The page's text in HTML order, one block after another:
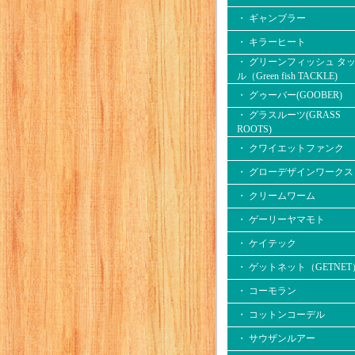
・ ギャンブラー
・ キラーヒート
・ グリーンフィッシュ タ
ル（Green fish TACKLE)
・ グゥーバー(GOOBER)
・ グラスルーツ(GRASS
ROOTS)
・ クワイエットファンク
・ グローデザインワークス
・ クリームワーム
・ ゲーリーヤマモト
・ ケイテック
・ ゲットネット（GETNET
・ コーモラン
・ コットンコーデル
・ サウザンルアー